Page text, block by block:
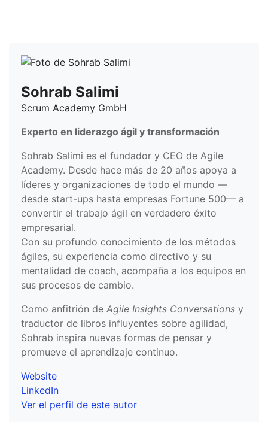
Sohrab Salimi
Scrum Academy GmbH
Experto en liderazgo ágil y transformación
Sohrab Salimi es el fundador y CEO de Agile
Academy. Desde hace más de 20 años apoya a
líderes y organizaciones de todo el mundo —
desde start-ups hasta empresas Fortune 500— a
convertir el trabajo ágil en verdadero éxito
empresarial.
Con su profundo conocimiento de los métodos
ágiles, su experiencia como directivo y su
mentalidad de coach, acompaña a los equipos en
sus procesos de cambio.
Como anfitrión de Agile Insights Conversations y
traductor de libros influyentes sobre agilidad,
Sohrab inspira nuevas formas de pensar y
promueve el aprendizaje continuo.
Website
LinkedIn
Ver el perfil de este autor